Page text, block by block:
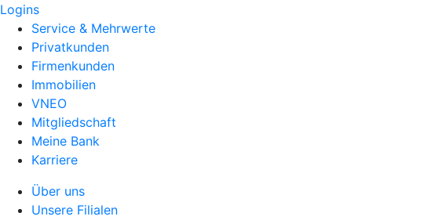
Logins
Service & Mehrwerte
Privatkunden
Firmenkunden
Immobilien
VNEO
Mitgliedschaft
Meine Bank
Karriere
Über uns
Unsere Filialen